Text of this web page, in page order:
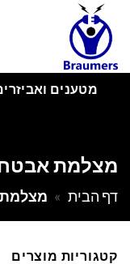
content
מטענים
מצלמת
דף הבית » מצלמת
קטגוריות מוצרים